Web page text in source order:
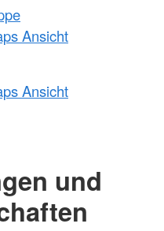
Ansicht
Ansicht
und